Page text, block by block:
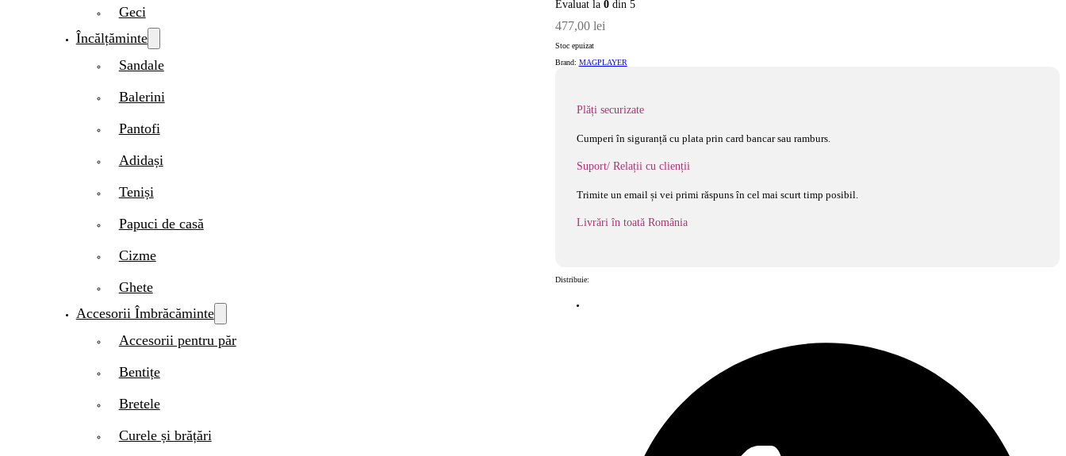
Geci
Încălțăminte
Sandale
Balerini
Pantofi
Adidași
Teniși
Papuci de casă
Cizme
Ghete
Accesorii Îmbrăcăminte
Accesorii pentru păr
Bentițe
Bretele
Curele și brățări
Evaluat la 0din 5
477,00 lei
Stoc epuizat
Brand: MAGPLAYER
Plăți securizate
Cumperi în siguranță cu plata prin card bancar sau ramburs.
Suport/ Relații cu clienții
Trimite un email și vei primi răspuns în cel mai scurt timp posibil.
Livrări în toată România
Distribuie: